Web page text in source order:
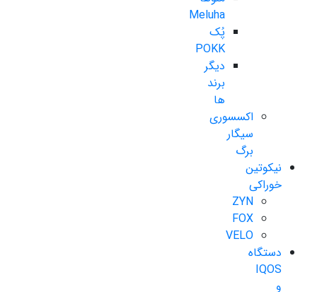
Meluha
پُک
POKK
دیگر
برند
ها
اکسسوری
سیگار
برگ
نیکوتین
خوراکی
ZYN
FOX
VELO
دستگاه
IQOS
و